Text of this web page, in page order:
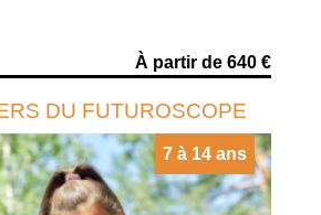
À partir de 640 €
DU FUTUROSCOPE
7 à 14 ans